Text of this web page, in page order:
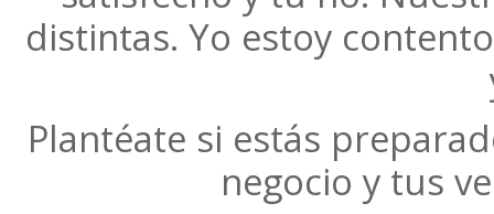
distintas. Yo estoy
Plantéate si estás
negocio y tus